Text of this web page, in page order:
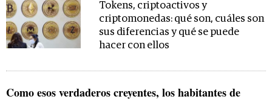
Tokens, criptoactivos y
criptomonedas: qué son, cuáles son
sus diferencias y qué se puede
hacer con ellos
Como esos verdaderos creyentes, los habitantes de